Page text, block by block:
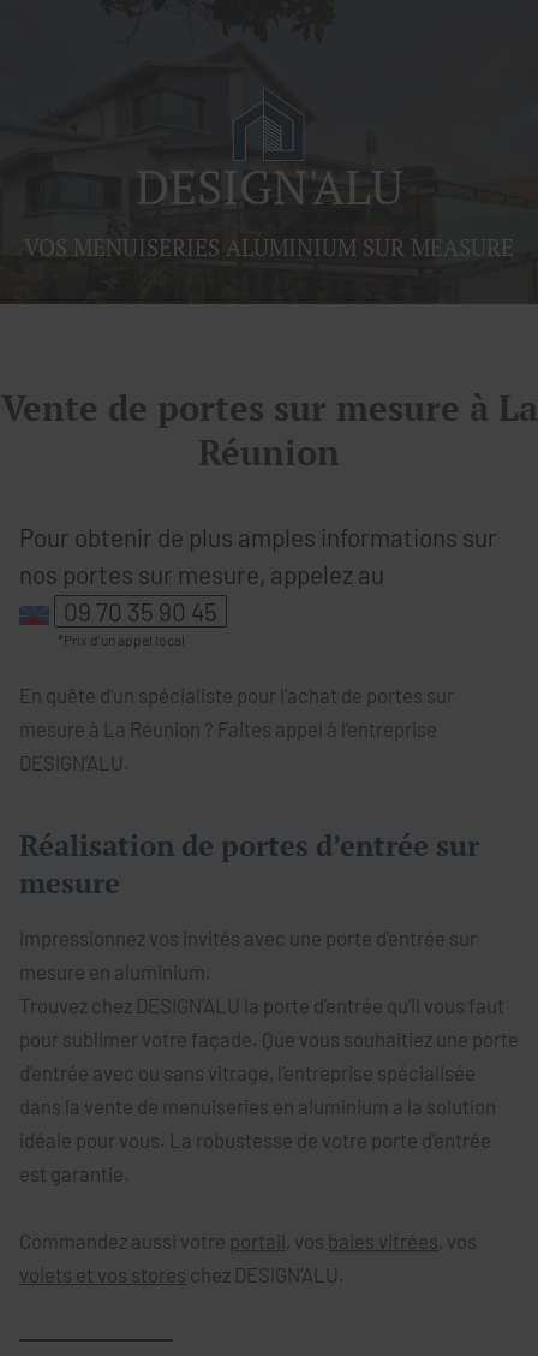
DESIGN'ALU
VOS MENUISERIES ALUMINIUM SUR MEASURE
Vente de portes sur mesure à La
Réunion
Pour obtenir de plus amples informations sur
nos portes sur mesure, appelez au
09 70 35 90 45
En quête d’un spécialiste pour l'achat de portes sur
mesure à La Réunion ? Faites appel à l’entreprise
DESIGN’ALU.
Réalisation de portes d’entrée sur
mesure
Impressionnez vos invités avec une porte d’entrée sur
mesure en aluminium.
Trouvez chez DESIGN’ALU la porte d’entrée qu’il vous faut
pour sublimer votre façade. Que vous souhaitiez une porte
d’entrée avec ou sans vitrage, l’entreprise spécialisée
dans la vente de menuiseries en aluminium a la solution
idéale pour vous. La robustesse de votre porte d’entrée
est garantie.
Commandez aussi votre portail , vos baies vitrées, vos
volets et vos stores chez DESIGN’ALU.